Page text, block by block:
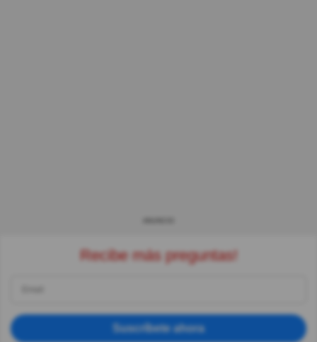
Recibe más preguntas!
Suscríbete ahora